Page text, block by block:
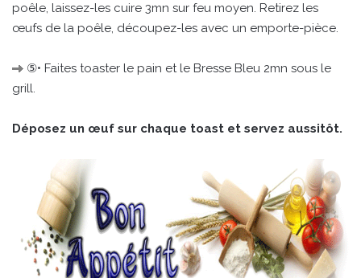
poêle, laissez-les cuire 3mn sur feu moyen. Retirez les
œufs de la poêle, découpez-les avec un emporte-pièce.
⑤• Faites toaster le pain et le Bresse Bleu 2mn sous le
grill.
Déposez un œuf sur chaque toast et servez aussitôt.